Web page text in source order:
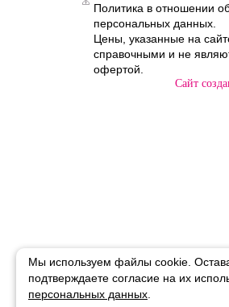
Сайт
Политика в отношении
персональных данных.
Цены, указанные на
справочными и не
офертой.
Authorization
Мы используем файлы cookie.
подтверждаете согласие на их
персональных данных